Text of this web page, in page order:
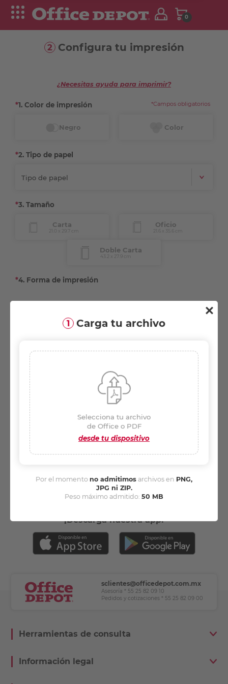
0
2 Configura tu impresión
¿Necesitas ayuda para imprimir?
*Campos obligatorios
*1. Color de impresión
*2. Tipo de papel
Tipo de papel
*3. Tamaño
21.0 x 29.7 cm 21.6 x 35.6 cm
43.2 x 27.9 cm
*4. Forma de impresión
6. Páginas a imprimir
Todo Rango (Ej. 2, 5-8)*
Inscríbete a nuestro newsletter
¡Descarga nuestra app!
sclientes@officedepot.com.mx
Asesoría * 55 25 82 09 10
Pedidos y cotizaciones * 55 25 82 09 00
Herramientas de consulta
Información legal
1 Carga tu archivo
Selecciona tu archivo
de Office o PDF
desde tu dispositivo
Por el momento no admitimosarchivos en PNG,
JPG ni ZIP.
Peso máximo admitido: 50 MB